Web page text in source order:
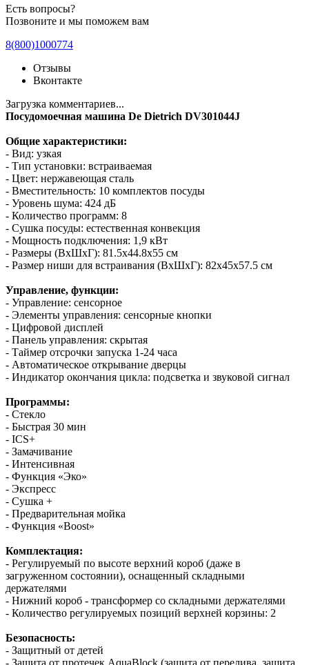
Есть вопросы?
Позвоните и мы поможем вам
8(800)1000774
Отзывы
Вконтакте
Загрузка комментариев...
Посудомоечная машина De Dietrich DV301044J
Общие характеристики:
- Вид: узкая
- Тип установки: встраиваемая
- Цвет: нержавеющая сталь
- Вместительность: 10 комплектов посуды
- Уровень шума: 424 дБ
- Количество программ: 8
- Сушка посуды: естественная конвекция
- Мощность подключения: 1,9 кВт
- Размеры (ВxШxГ): 81.5х44.8х55 см
- Размер ниши для встраивания (ВхШхГ): 82х45х57.5 см
Управление, функции:
- Управление: сенсорное
- Элементы управления: сенсорные кнопки
- Цифровой дисплей
- Панель управления: скрытая
- Таймер отсрочки запуска 1-24 часа
- Автоматическое открывание дверцы
- Индикатор окончания цикла: подсветка и звуковой сигнал
Программы:
- Стекло
- Быстрая 30 мин
- ICS+
- Замачивание
- Интенсивная
- Функция «Эко»
- Экспресс
- Сушка +
- Предварительная мойка
- Функция «Boost»
Комплектация:
- Регулируемый по высоте верхний короб (даже в
загруженном состоянии), оснащенный складными
держателями
- Нижний короб - трансформер со складными держателями
- Количество регулируемых позиций верхней корзины: 2
Безопасность:
- Защитный от детей
- Защита от протечек AquaBlock (защита от перелива, защита